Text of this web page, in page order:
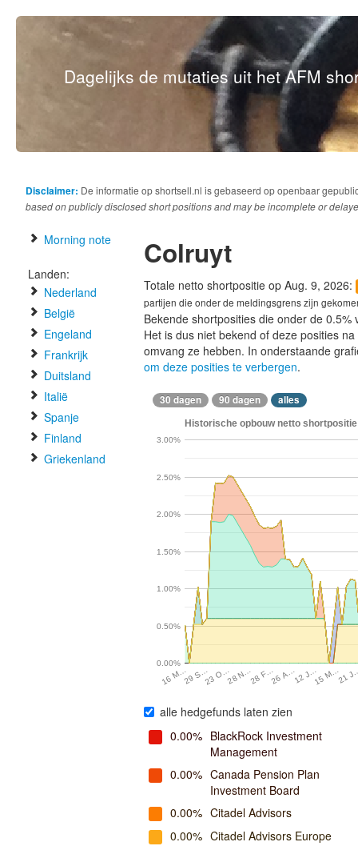
Dagelijks de mutaties uit het AFM
Disclaimer: De informatie op shortsell.nl is gebaseerd op openbaar
based on publicly disclosed short positions and may be incomplete or
Morning note
Landen:
Nederland
België
Engeland
Frankrijk
Duitsland
Italië
Spanje
Finland
Griekenland
Colruyt
Totale netto shortpositie op Aug. 9, 2026:
partijen die onder de meldingsgrens zijn
Bekende shortposities die onder de
Het is dus niet bekend of deze posities
omvang ze hebben. In onderstaande
om deze posities te verbergen.
30 dagen 90 dagen alles
Historische opbouw netto
16 M…29 S…23 O…28 N…28 F…26 A…12 J…15 M…21
0.00%
0.50%
1.00%
1.50%
2.00%
2.50%
3.00%
alle hedgefunds laten zien
0.00% BlackRock Investment
Management
0.00% Canada Pension Plan
Investment Board
0.00% Citadel Advisors
0.00% Citadel Advisors Europe